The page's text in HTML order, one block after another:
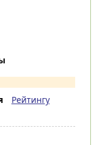
Рейтингу